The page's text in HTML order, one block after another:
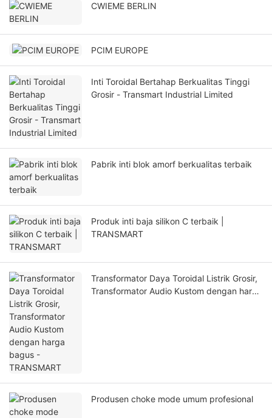
CWIEME BERLIN
PCIM EUROPE
Inti Toroidal Bertahap Berkualitas Tinggi
Grosir - Transmart Industrial Limited
Pabrik inti blok amorf berkualitas terbaik
Produk inti baja silikon C terbaik |
TRANSMART
Transformator Daya Toroidal Listrik Grosir,
Transformator Audio Kustom dengan harga
Produsen choke mode umum profesional